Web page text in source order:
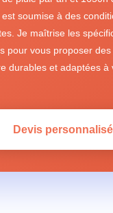
soumise à des
Je maîtrise les
pour vous proposer
durables et adaptées à
Devis personnalisé